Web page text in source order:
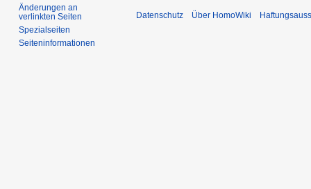
Änderungen an
verlinkten Seiten
Spezialseiten
Seiten­­informationen
Datenschutz Über HomoWiki